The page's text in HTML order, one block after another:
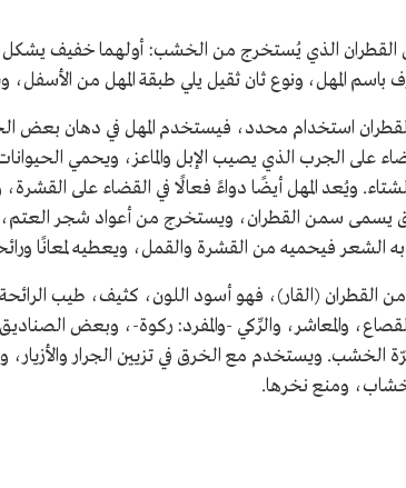
الذي يُستخرج من الخشب: أولهما خفيف يشكل
باسم المهل، ونوع ثان ثقيل يلي طبقة المهل من الأسفل،
استخدام محدد، فيستخدم المهل في دهان بعض
على الجرب الذي يصيب الإبل والماعز، ويحمي
ويُعد المهل أيضًا دواءً فعالًا في القضاء على
يسمى سمن القطران، ويستخرج من أعواد شجر
الشعر فيحميه من القشرة والقمل، ويعطيه لمعانًا
من القطران (القار)، فهو أسود اللون، كثيف، طيب
والمعاشر، والرِّكي -والمفرد: ركوة-، وبعض
الخشب. ويستخدم مع الخرق في تزيين الجرار
ومنع نخرها.